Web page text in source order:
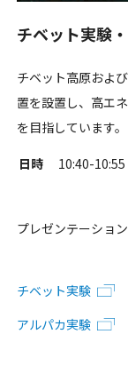
チベット実験
チベット高原およ
置を設置し、高エ
を目指しています。
日時 10:40-10:55
プレゼンテーション
チベット実験
アルパカ実験